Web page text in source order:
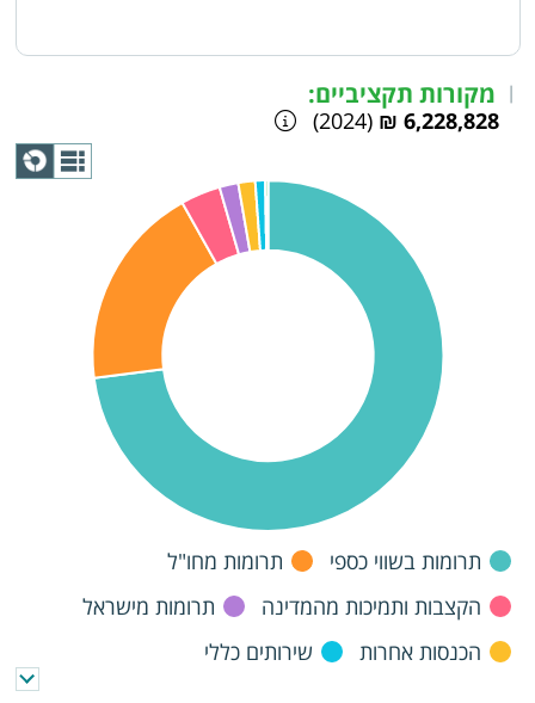
| מקורות תקציביים:
6,228,828 ₪
(2024)
תרומות בשווי כספי
תרומות מחו"ל
הקצבות ותמיכות מהמדינה
תרומות מישראל
הכנסות אחרות
שירותים כללי